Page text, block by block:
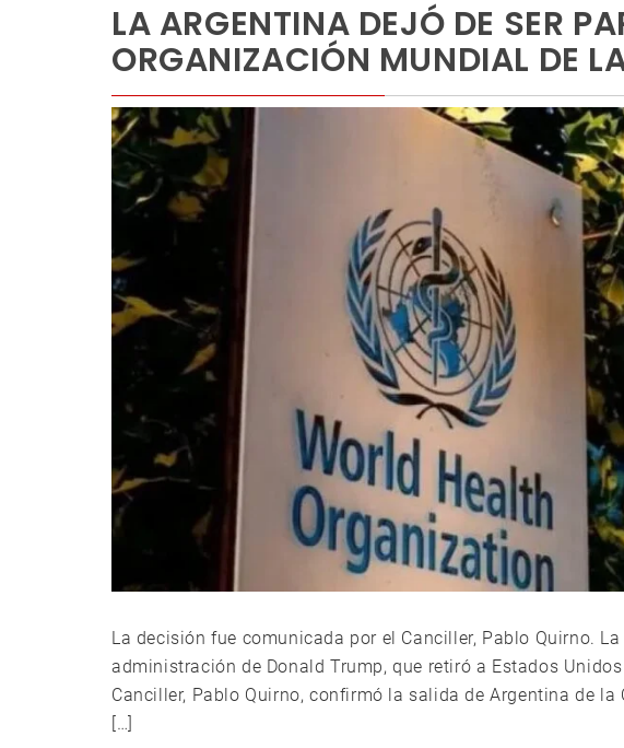
LA ARGENTINA DEJÓ DE SER
ORGANIZACIÓN MUNDIAL DE
La decisión fue comunicada por el Canciller, Pablo Quirno.
administración de Donald Trump, que retiró a Estados
Canciller, Pablo Quirno, confirmó la salida de Argentina de
[…]